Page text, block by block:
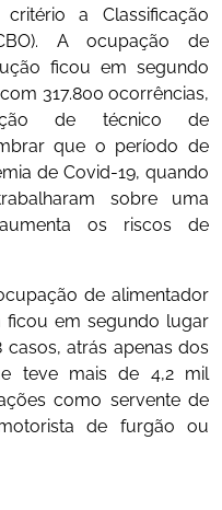
a Classificação
A ocupação de
ficou em segundo
317.800 ocorrências,
de técnico de
que o período de
de Covid-19, quando
sobre uma
os riscos de
de alimentador
em segundo lugar
atrás apenas dos
teve mais de 4,2 mil
como servente de
de furgão ou